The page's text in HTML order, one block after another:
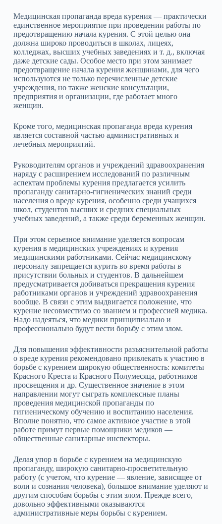
Медицинская пропаганда вреда курения — практически
единственное мероприятие при проведении работы по
предотвращению начала курения. С этой целью она
должна широко проводиться в школах, лицеях,
колледжах, высших учебных заведениях и т. д., включая
даже детские сады. Особое место при этом занимает
предотвращение начала курения женщинами, для чего
используются не только перечисленные детские
учреждения, но также женские консультации,
предприятия и организации, где работает много
женщин.
Кроме того, медицинская пропаганда вреда курения
является составной частью административных и
лечебных мероприятий.
Руководителям органов и учреждений здравоохранения
наряду с расширением исследований по различным
аспектам проблемы курения предлагается усилить
пропаганду санитарно‑гигиенических знаний среди
населения о вреде курения, особенно среди учащихся
школ, студентов высших и средних специальных
учебных заведений, а также среди беременных женщин.
При этом серьезное внимание уделяется вопросам
курения в медицинских учреждениях и курения
медицинскими работниками. Сейчас медицинскому
персоналу запрещается курить во время работы в
присутствии больных и студентов. В дальнейшем
предусматривается добиваться прекращения курения
работниками органов и учреждений здравоохранения
вообще. В связи с этим выдвигается положение, что
курение несовместимо со званием и профессией медика.
Надо надеяться, что медики принципиально и
профессионально будут вести борьбу с этим злом.
Для повышения эффективности разъяснительной работы
о вреде курения рекомендовано привлекать к участию в
борьбе с курением широкую общественность: комитеты
Красного Креста и Красного Полумесяца, работников
просвещения и др. Существенное значение в этом
направлении могут сыграть комплексные планы
проведения медицинской пропаганды по
гигиеническому обучению и воспитанию населения.
Вполне понятно, что самое активное участие в этой
работе примут первые помощники медиков —
общественные санитарные инспекторы.
Делая упор в борьбе с курением на медицинскую
пропаганду, широкую санитарно‑просветительную
работу (с учетом, что курение — явление, зависящее от
воли и сознания человека), большое внимание уделяют и
другим способам борьбы с этим злом. Прежде всего,
довольно эффективными оказываются
административные меры борьбы с курением.